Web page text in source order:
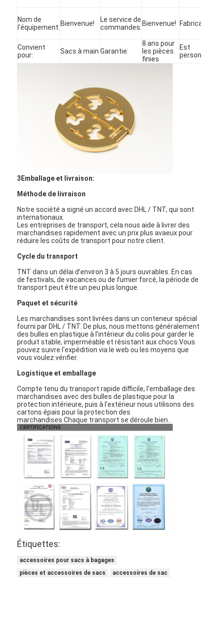
À la maison
Produits
Vidéos
À propos de nous
visite de l'usine
Nom de
l'équipement: Bienvenue!
Le service de
commandes: Bienvenue! Fabricant:
Convient
pour:
Sacs à main Garantie:
8 ans pour
les pièces
finies
Est
3Emballage et livraison:
Méthode de livraison
Notre société a signé un accord avec DHL / TNT, qui sont
internationaux.
Les entreprises de transport, cela nous aide à livrer des
marchandises rapidement avec un prix plus avaeux pour
réduire les coûts de transport pour notre client.
Cycle du transport
TNT dans un délai d'environ 3 à 5 jours ouvrables. En cas
de festivals, de vacances ou de fumier forcé, la période de
transport peut être un peu plus longue.
Paquet et sécurité
Les marchandises sont livrées dans un conteneur spécial
fourni par DHL / TNT. De plus, nous mettons généralement
des bulles en plastique à l'intérieur du colis pour garder le
produit stable, imperméable et résistant aux chocs.Vous
pouvez suivre l'expédition via le web ou les moyens que
vous voulez vérifier.
Logistique et emballage
Compte tenu du transport rapide difficile, l'emballage des
marchandises avec des bulles de plastique pour la
protection intérieure, puis à l'extérieur nous utilisons des
cartons épais pour la protection des
marchandises.Chaque transport se déroule bien..
Étiquettes:
accessoires pour sacs à bagages
pièces et accessoires de sacs
accessoires de sac